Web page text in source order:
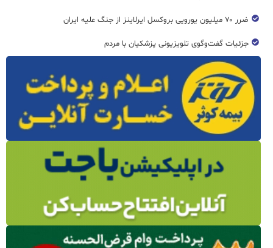
ضرر ۷۰ میلیون یورویی بروکسل ایرلاینز از جنگ علیه ایران
جزئیات گفت‌وگوی تلویزیونی پزشکیان با مردم